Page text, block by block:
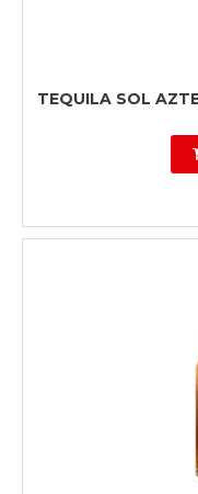
TEQUILA SOL